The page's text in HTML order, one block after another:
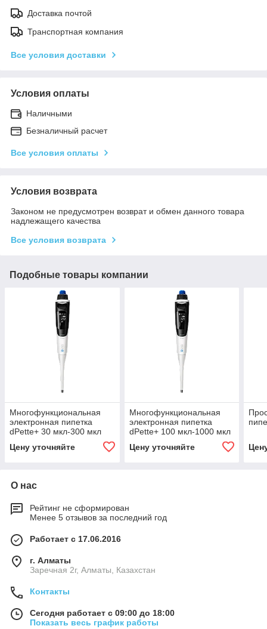
Доставка почтой
Транспортная компания
Все условия доставки
Условия оплаты
Наличными
Безналичный расчет
Все условия оплаты
Условия возврата
Законом не предусмотрен возврат и обмен данного товара
надлежащего качества
Все условия возврата
Подобные товары компании
Многофункциональная
электронная пипетка
dPette+ 30 мкл-300 мкл
Цену уточняйте
Многофункциональная
электронная пипетка
dPette+ 100 мкл-1000 мкл
Цену уточняйте
О нас
Рейтинг не сформирован
Менее 5 отзывов за последний год
Работает с 17.06.2016
г. Алматы
Заречная 2г, Алматы, Казахстан
Контакты
Сегодня работает с 09:00 до 18:00
Показать весь график работы